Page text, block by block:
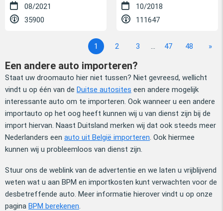
08/2021
35900
10/2018
111647
1 2 3 47 48 »
Een andere auto importeren?
Staat uw droomauto hier niet tussen? Niet gevreesd, wellicht
vindt u op één van de Duitse autosites een andere mogelijk
interessante auto om te importeren. Ook wanneer u een andere
importauto op het oog heeft kunnen wij u van dienst zijn bij de
import hiervan. Naast Duitsland merken wij dat ook steeds meer
Nederlanders een auto uit België importeren . Ook hiermee
kunnen wij u probleemloos van dienst zijn.
Stuur ons de weblink van de advertentie en we laten u vrijblijvend
weten wat u aan BPM en importkosten kunt verwachten voor de
desbetreffende auto. Meer informatie hierover vindt u op onze
pagina BPM berekenen